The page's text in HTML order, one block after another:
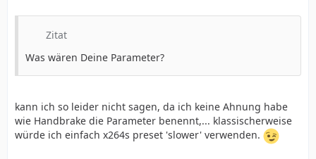
Zitat
Was wären Deine Parameter?
kann ich so leider nicht sagen, da ich keine Ahnung habe
wie Handbrake die Parameter benennt,... klassischerweise
würde ich einfach x264s preset 'slower' verwenden.